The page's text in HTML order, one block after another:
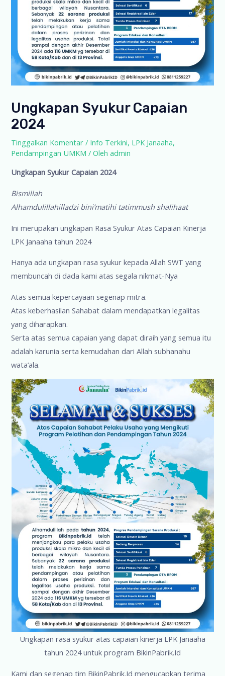
Ungkapan Syukur Capaian
2024
Tinggalkan Komentar / Info Terkini, LPK Janaaha,
Pendampingan UMKM / Olehadmin
Ungkapan Syukur Capaian 2024
Bismillah
Alhamdulillahilladzi bini’matihi tatimmush shalihaat
Ini merupakan ungkapan Rasa Syukur Atas Capaian Kinerja
LPK Janaaha tahun 2024
Hanya ada ungkapan rasa syukur kepada Allah SWT yang
membuncah di dada kami atas segala nikmat-Nya
Atas semua kepercayaan segenap mitra.
Atas keberhasilan Sahabat dalam mendapatkan legalitas
yang diharapkan.
Serta atas semua capaian yang dapat diraih yang semua itu
adalah karunia serta kemudahan dari Allah subhanahu
wata’ala.
Ungkapan rasa syukur atas capaian kinerja LPK Janaaha
tahun 2024 untuk program BikinPabrik.Id
Kami dan segenap tim BikinPabrik.Id mengucapkan terima